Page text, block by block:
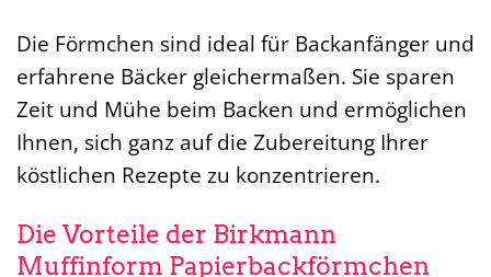
Die Förmchen sind ideal für Backanfänger und
erfahrene Bäcker gleichermaßen. Sie sparen
Zeit und Mühe beim Backen und ermöglichen
Ihnen, sich ganz auf die Zubereitung Ihrer
köstlichen Rezepte zu konzentrieren.
Die Vorteile der Birkmann
Muffinform Papierbackförmchen